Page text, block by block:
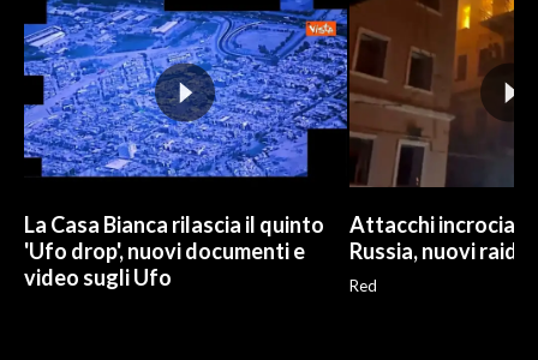
La Casa Bianca rilascia il quinto
'Ufo drop', nuovi documenti e
video sugli Ufo
Attacchi incrociati
Russia, nuovi raid
Red